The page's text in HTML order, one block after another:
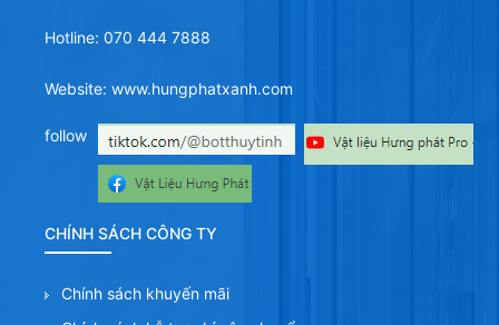
Hotline: 070 444 7888
Website: www.hungphatxanh.com
follow
CHÍNH SÁCH CÔNG TY
Chính sách khuyến mãi